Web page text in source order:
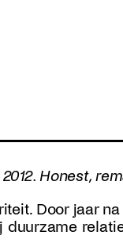
Honest,
Door jaar